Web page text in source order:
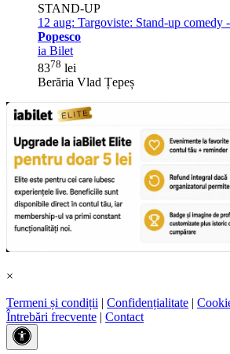
STAND-UP
12 aug: Targoviste: Stand-up comedy
Popesco
ia Bilet
8378 lei
Berăria Vlad Țepeș
×
Termeni și condiții | Confidențialitate |
Întrebări frecvente | Contact